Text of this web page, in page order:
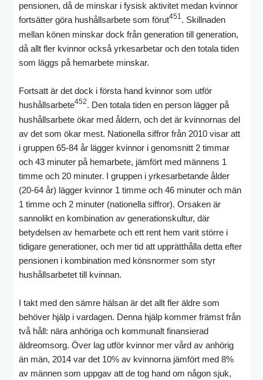
pensionen, då de minskar i fysisk aktivitet medan kvinnor
fortsätter göra hushållsarbete som förut451. Skillnaden
mellan könen minskar dock från generation till generation,
då allt fler kvinnor också yrkesarbetar och den totala tiden
som läggs på hemarbete minskar.
Fortsatt är det dock i första hand kvinnor som utför
hushållsarbete452. Den totala tiden en person lägger på
hushållsarbete ökar med åldern, och det är kvinnornas del
av det som ökar mest. Nationella siffror från 2010 visar att
i gruppen 65-84 år lägger kvinnor i genomsnitt 2 timmar
och 43 minuter på hemarbete, jämfört med männens 1
timme och 20 minuter. I gruppen i yrkesarbetande ålder
(20-64 år) lägger kvinnor 1 timme och 46 minuter och män
1 timme och 2 minuter (nationella siffror). Orsaken är
sannolikt en kombination av generationskultur, där
betydelsen av hemarbete och ett rent hem varit större i
tidigare generationer, och mer tid att upprätthålla detta efter
pensionen i kombination med könsnormer som styr
hushållsarbetet till kvinnan.
I takt med den sämre hälsan är det allt fler äldre som
behöver hjälp i vardagen. Denna hjälp kommer främst från
två håll: nära anhöriga och kommunalt finansierad
äldreomsorg. Över lag utför kvinnor mer vård av anhörig
än män, 2014 var det 10% av kvinnorna jämfört med 8%
av männen som uppgav att de tog hand om någon sjuk,